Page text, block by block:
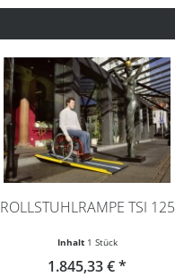
ROLLSTUHLRAMPE TSI 125
Inhalt 1 Stück
1.845,33 € *